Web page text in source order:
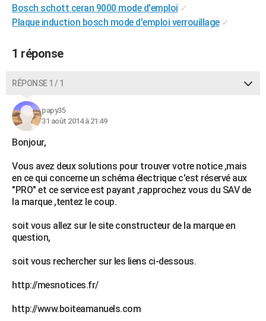
S'inscrire
Se connecter
Lycées
Collèges
Primaires
Universités
Entreprises
Service militaire
Avis de recherche
AVIS DE DÉCÈS
Bricolage
Lifestyle
Culture
Sport
Auto
Television
Voyage
Cinema
Bosch schott ceran 9000 mode d'emploi ✓
Plaque induction bosch mode d'emploi verrouillage ✓
1 réponse
RÉPONSE 1 / 1
papy35
31 août 2014 à 21:49
Bonjour,
Vous avez deux solutions pour trouver votre notice ,mais
en ce qui concerne un schéma électrique c'est réservé aux
"PRO" et ce service est payant ,rapprochez vous du SAV de
la marque ,tentez le coup.
soit vous allez sur le site constructeur de la marque en
question,
soit vous rechercher sur les liens ci-dessous.
http://mesnotices.fr/
http://www.boiteamanuels.com